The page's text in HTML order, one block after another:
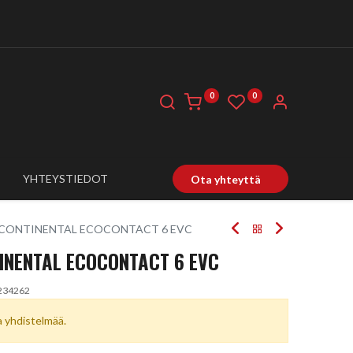
0 0
YHTEYSTIEDOT Ota yhteyttä
ECOCONTACT 6 EVC
ECOCONTACT 6 EVC
yhdistelmää.